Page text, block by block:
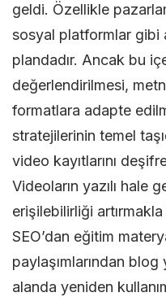
geldi. Özellikle
sosyal platformlar gibi
plandadır. Ancak bu
değerlendirilmesi,
formatlara adapte
stratejilerinin temel
video kayıtlarını
Videoların yazılı hale
erişilebilirliği
SEO’dan eğitim
paylaşımlarından blog
alanda yeniden